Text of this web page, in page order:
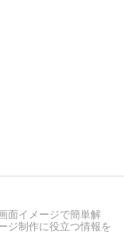
面イメージで簡単解
ジ制作に役立つ情報を